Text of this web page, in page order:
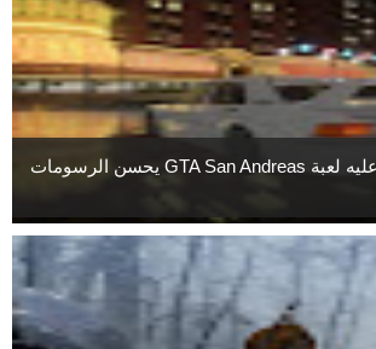
مود جديد تحصل عليه لعبة GTA San Andreas يحسن الرسومات